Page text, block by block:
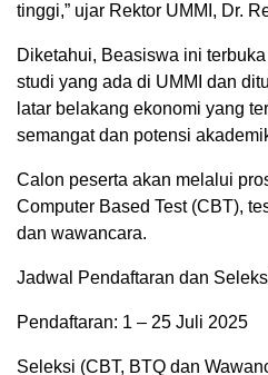
tinggi,” ujar Rektor UMMI, Dr.
Diketahui, Beasiswa ini
studi yang ada di UMMI dan
latar belakang ekonomi yang
semangat dan potensi
Calon peserta akan melalui
Computer Based Test (CBT),
dan wawancara.
Jadwal Pendaftaran dan
Pendaftaran: 1 – 25 Juli 2025
Seleksi (CBT, BTQ dan